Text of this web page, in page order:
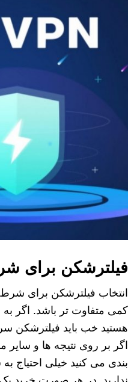
فیلترشکن برای
انتخاب فیلترشکن برای شرط
کمی متفاوت تر باشد. اگر
هستید خب باید فیلترشکن
اگر بر روی نتیجه ها و
بندی می کنید خیلی